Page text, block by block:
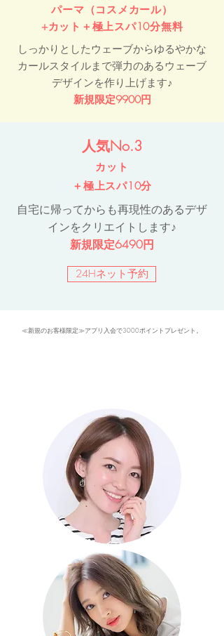
パーマ（コスメカール）
+カット ＋極上スパ10分無料
しっかりとしたウェーブからゆるやかな
カールスタイルまで弾力のあるウェーブ
デザインを作り上げます♪
新規限定9900円
人気No.3
カット
＋極上スパ10分
自宅に帰ってからも再現性のあるデザ
インをクリエイトします♪
新規限定6490円
24Hネット予約
≪新規のお客様限定≫アプリ入会で3000ポイントプレゼント。